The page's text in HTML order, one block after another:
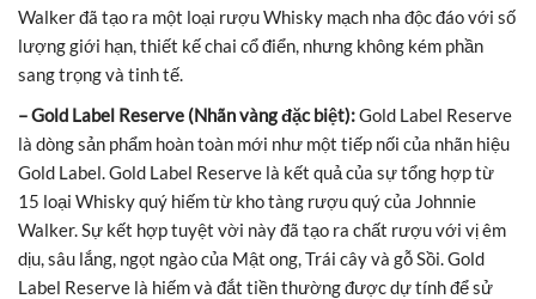
Walker đã tạo ra một loại rượu Whisky mạch nha độc đáo với số
lượng giới hạn, thiết kế chai cổ điển, nhưng không kém phần
sang trọng và tinh tế.
– Gold Label Reserve (Nhãn vàng đặc biệt):Gold Label Reserve
là dòng sản phẩm hoàn toàn mới như một tiếp nối của nhãn hiệu
Gold Label. Gold Label Reserve là kết quả của sự tổng hợp từ
15 loại Whisky quý hiếm từ kho tàng rượu quý của Johnnie
Walker. Sự kết hợp tuyệt vời này đã tạo ra chất rượu với vị êm
dịu, sâu lắng, ngọt ngào của Mật ong, Trái cây và gỗ Sồi. Gold
Label Reserve là hiếm và đắt tiền thường được dự tính để sử